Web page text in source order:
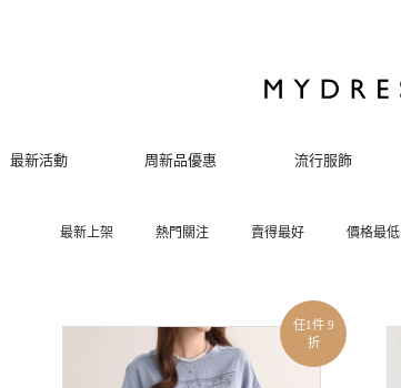
最新活動 周新品優惠 流行服飾
最新上架 熱門關注 賣得最好 價格最低
任1件 9
折